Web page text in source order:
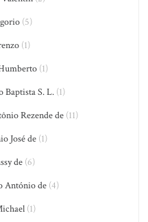
(5)
(1)
(1)
Baptista S. L.(1)
Rezende de (11)
José de (1)
de (6)
António de (4)
(1)